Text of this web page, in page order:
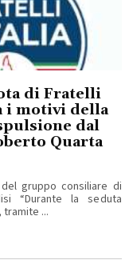
di Fratelli
i motivi della
dal
Quarta
gruppo consiliare di
“Durante la seduta
tramite ...